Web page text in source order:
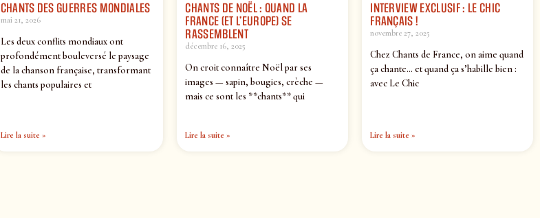
CHANTS DES GUERRES MONDIALES
mai 21, 2026
Les deux conflits mondiaux ont
profondément bouleversé le paysage
de la chanson française, transformant
les chants populaires et
Lire la suite »
CHANTS DE NOËL : QUAND LA
FRANCE (ET L’EUROPE) SE
RASSEMBLENT
décembre 16, 2025
On croit connaître Noël par ses
images — sapin, bougies, crèche —
mais ce sont les **chants** qui
Lire la suite »
INTERVIEW EXCLUSIF : LE CHIC
FRANÇAIS !
novembre 27, 2025
Chez Chants de France, on aime quand
ça chante… et quand ça s’habille bien :
avec Le Chic
Lire la suite »